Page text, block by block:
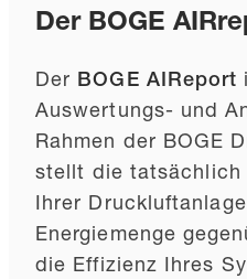
Der BOGE
Der BOGE AIReport
Auswertungs- und
Rahmen der BOGE
stellt die tatsächlich
Ihrer
Energiemenge
die Effizienz Ihres